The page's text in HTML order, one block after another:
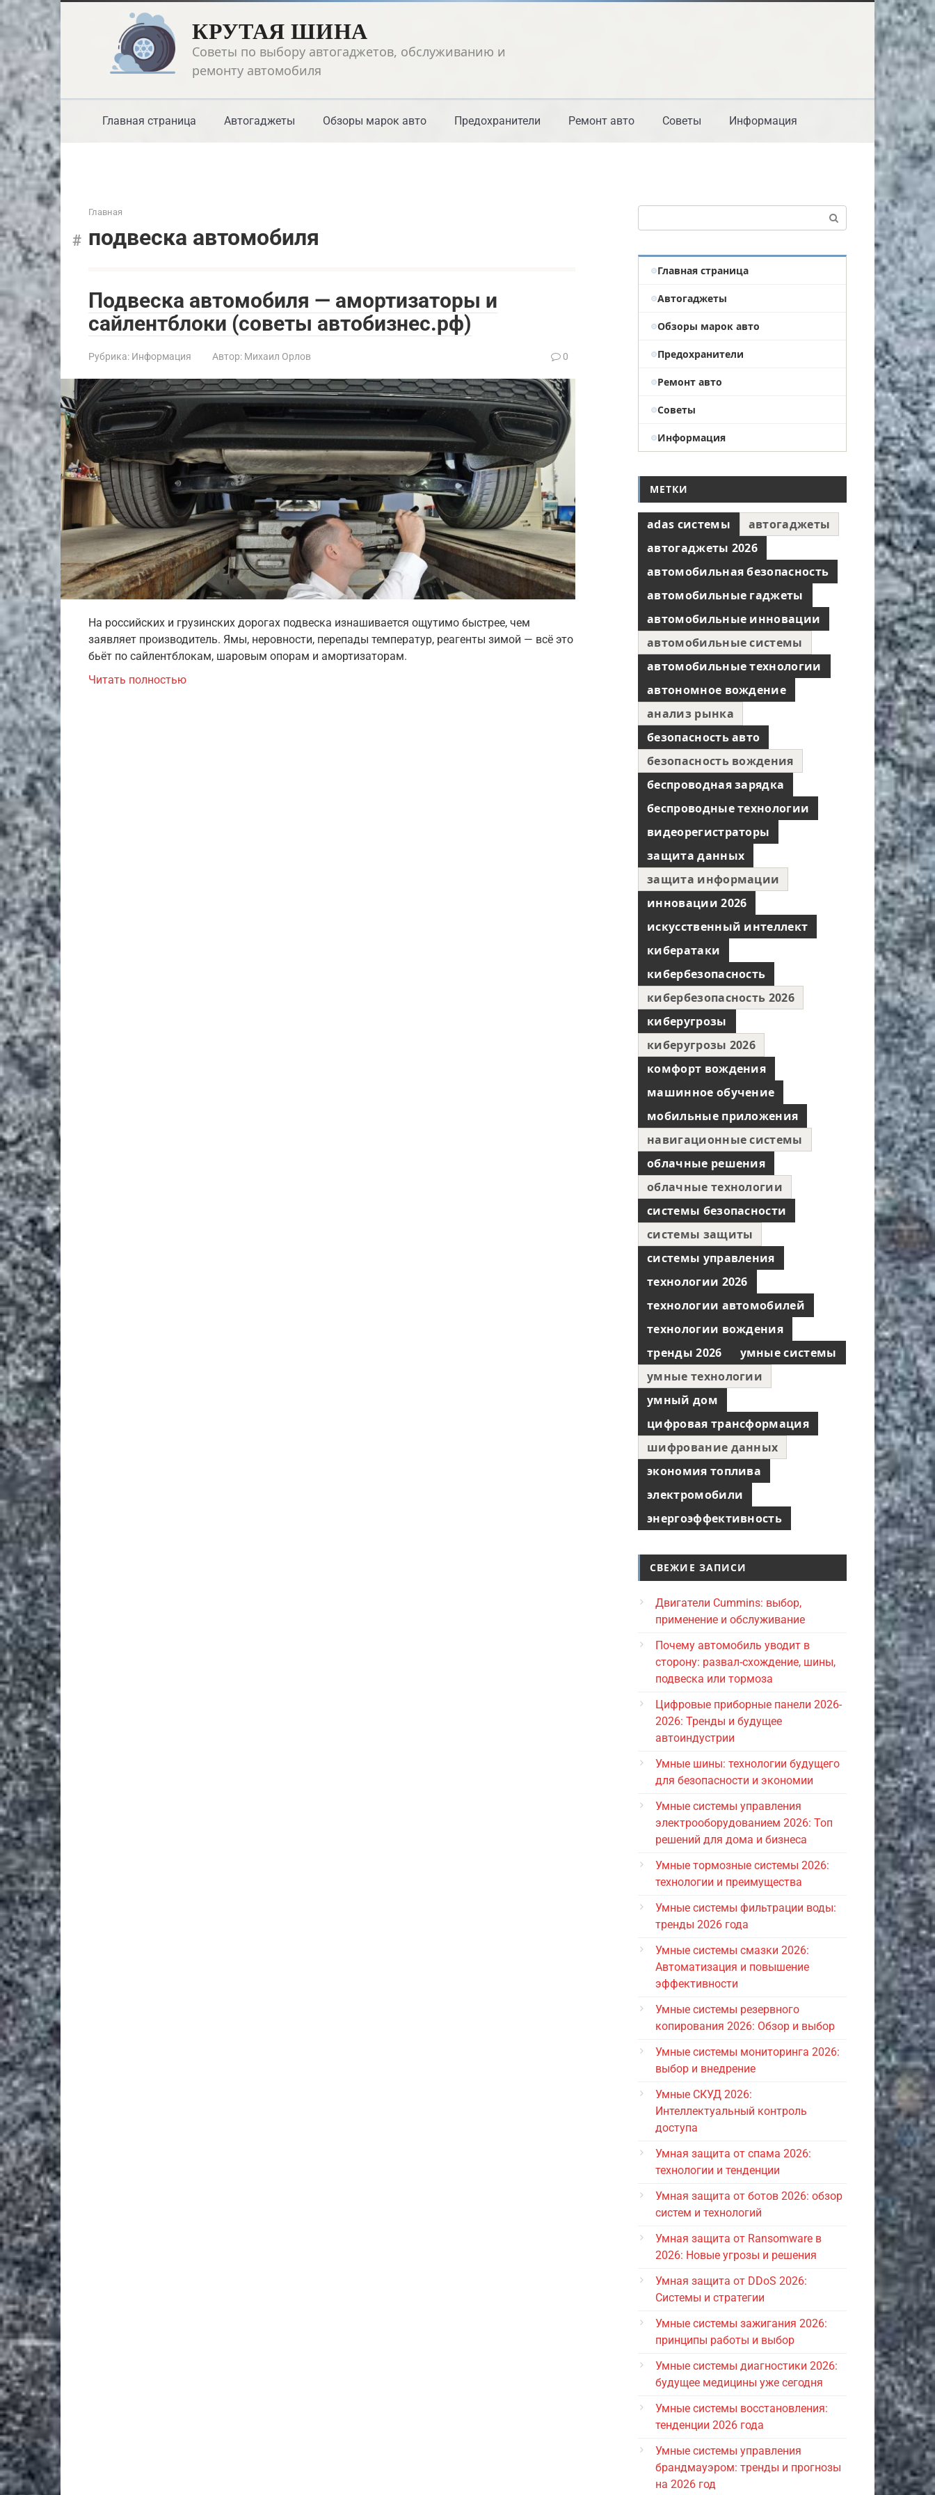
Перейти
к
контенту
КРУТАЯ ШИНА
Советы по выбору автогаджетов, обслуживанию и
ремонту автомобиля
Главная страница Автогаджеты Обзоры марок авто Предохранители Ремонт авто Советы Информация
Главная
подвеска автомобиля
Подвеска автомобиля — амортизаторы и
сайлентблоки (советы автобизнес.рф)
Рубрика: Информация Автор: Михаил Орлов 0
На российских и грузинских дорогах подвеска изнашивается ощутимо быстрее, чем
заявляет производитель. Ямы, неровности, перепады температур, реагенты зимой — всё это
бьёт по сайлентблокам, шаровым опорам и амортизаторам.
Читать полностью
Главная страница
Автогаджеты
Обзоры марок авто
Предохранители
Ремонт авто
Советы
Информация
МЕТКИ
adas системы
автогаджеты
автогаджеты 2026
автомобильная безопасность
автомобильные гаджеты
автомобильные инновации
автомобильные системы
автомобильные технологии
автономное вождение
анализ рынка
безопасность авто
безопасность вождения
беспроводная зарядка
беспроводные технологии
видеорегистраторы
защита данных
защита информации
инновации 2026
искусственный интеллект
кибератаки
кибербезопасность
кибербезопасность 2026
киберугрозы
киберугрозы 2026
комфорт вождения
машинное обучение
мобильные приложения
навигационные системы
облачные решения
облачные технологии
системы безопасности
системы защиты
системы управления
технологии 2026
технологии автомобилей
технологии вождения
тренды 2026
умные системы
умные технологии
умный дом
цифровая трансформация
шифрование данных
экономия топлива
электромобили
энергоэффективность
СВЕЖИЕ ЗАПИСИ
Двигатели Cummins: выбор,
применение и обслуживание
Почему автомобиль уводит в
сторону: развал-схождение, шины,
подвеска или тормоза
Цифровые приборные панели 2026-
2026: Тренды и будущее
автоиндустрии
Умные шины: технологии будущего
для безопасности и экономии
Умные системы управления
электрооборудованием 2026: Топ
решений для дома и бизнеса
Умные тормозные системы 2026:
технологии и преимущества
Умные системы фильтрации воды:
тренды 2026 года
Умные системы смазки 2026:
Автоматизация и повышение
эффективности
Умные системы резервного
копирования 2026: Обзор и выбор
Умные системы мониторинга 2026:
выбор и внедрение
Умные СКУД 2026:
Интеллектуальный контроль
доступа
Умная защита от спама 2026:
технологии и тенденции
Умная защита от ботов 2026: обзор
систем и технологий
Умная защита от Ransomware в
2026: Новые угрозы и решения
Умная защита от DDoS 2026:
Системы и стратегии
Умные системы зажигания 2026:
принципы работы и выбор
Умные системы диагностики 2026:
будущее медицины уже сегодня
Умные системы восстановления:
тенденции 2026 года
Умные системы управления
брандмауэром: тренды и прогнозы
на 2026 год